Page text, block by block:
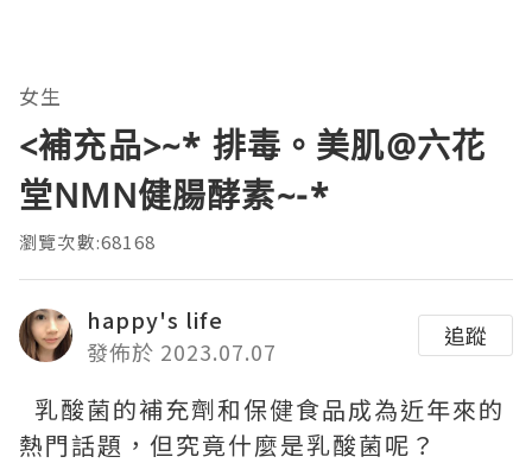
女生
<補充品>~* 排毒。美肌@六花
堂NMN健腸酵素~-*
瀏覽次數:68168
happy's life
發佈於 2023.07.07
追蹤
乳酸菌的補充劑和保健食品成為近年來的
熱門話題，但究竟什麼是乳酸菌呢？